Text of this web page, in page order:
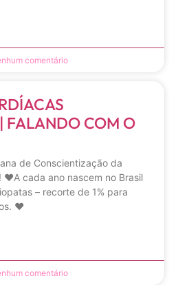
comentário
FALANDO COM O
de Conscientização da
❤️A cada ano nascem no Brasil
– recorte de 1% para
❤️
comentário